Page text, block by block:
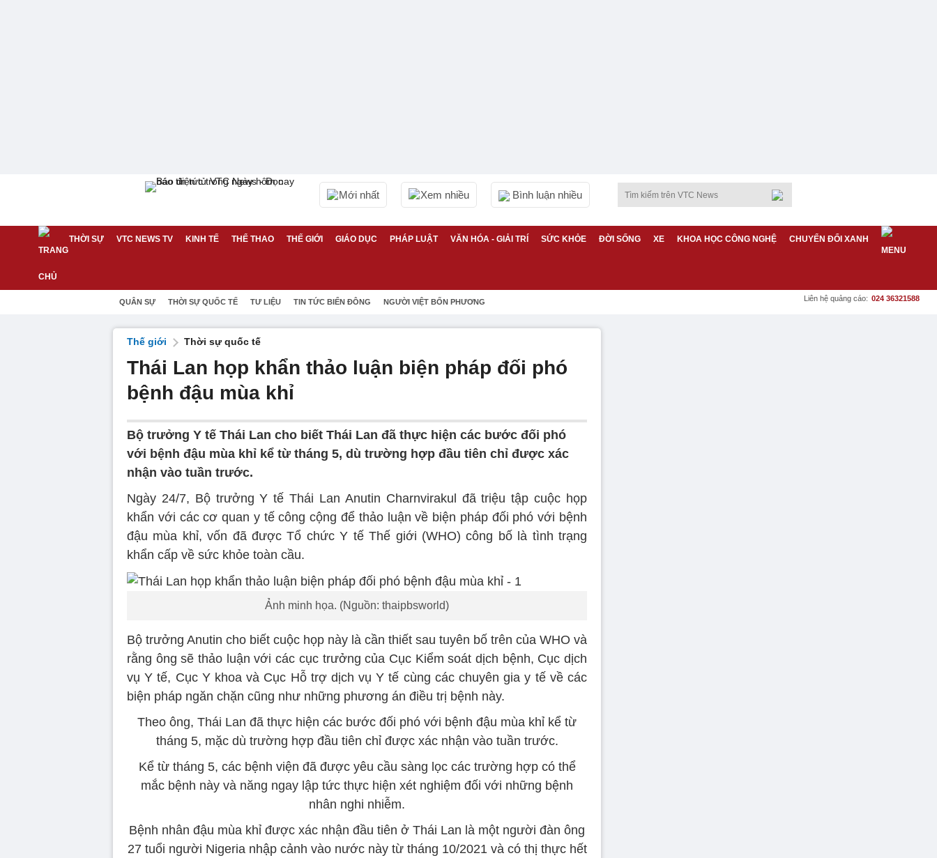
Mới nhất Xem nhiều Bình luận nhiều
THỜI SỰ VTC NEWS TV KINH TẾ THỂ THAO THẾ GIỚI GIÁO DỤC PHÁP LUẬT VĂN HÓA - GIẢI TRÍ SỨC KHỎE ĐỜI SỐNG XE KHOA HỌC CÔNG NGHỆ CHUYỂN ĐỔI XANH
QUÂN SỰ THỜI SỰ QUỐC TẾ TƯ LIỆU TIN TỨC BIỂN ĐÔNG NGƯỜI VIỆT BỐN PHƯƠNG Liên hệ quảng cáo: 024 36321588
Thế giới Thời sự quốc tế
Thái Lan họp khẩn thảo luận biện pháp đối phó
bệnh đậu mùa khỉ
Bộ trưởng Y tế Thái Lan cho biết Thái Lan đã thực hiện các bước đối phó
với bệnh đậu mùa khỉ kể từ tháng 5, dù trường hợp đầu tiên chỉ được xác
nhận vào tuần trước.
Ngày 24/7, Bộ trưởng Y tế Thái Lan Anutin Charnvirakul đã triệu tập cuộc họp
khẩn với các cơ quan y tế công cộng để thảo luận về biện pháp đối phó với bệnh
đậu mùa khỉ, vốn đã được Tổ chức Y tế Thế giới (WHO) công bố là tình trạng
khẩn cấp về sức khỏe toàn cầu.
Ảnh minh họa. (Nguồn: thaipbsworld)
Bộ trưởng Anutin cho biết cuộc họp này là cần thiết sau tuyên bố trên của WHO và
rằng ông sẽ thảo luận với các cục trưởng của Cục Kiểm soát dịch bệnh, Cục dịch
vụ Y tế, Cục Y khoa và Cục Hỗ trợ dịch vụ Y tế cùng các chuyên gia y tế về các
biện pháp ngăn chặn cũng như những phương án điều trị bệnh này.
Theo ông, Thái Lan đã thực hiện các bước đối phó với bệnh đậu mùa khỉ kể từ
tháng 5, mặc dù trường hợp đầu tiên chỉ được xác nhận vào tuần trước.
Kể từ tháng 5, các bệnh viện đã được yêu cầu sàng lọc các trường hợp có thể
mắc bệnh này và năng ngay lập tức thực hiện xét nghiệm đối với những bệnh
nhân nghi nhiễm.
Bệnh nhân đậu mùa khỉ được xác nhận đầu tiên ở Thái Lan là một người đàn ông
27 tuổi người Nigeria nhập cảnh vào nước này từ tháng 10/2021 và có thị thực hết